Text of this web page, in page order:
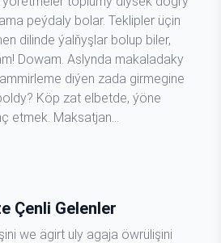
peýdaly bolar. Teklipler üçin
dilinde ýalňyşlar bolup biler,
Dowam. Aslynda makaladaky
diýen zada girmegine
Köp zat elbetde, ýöne
etmek. Maksatjan…
Çenli Gelenler
we ägirt uly agaja öwrülişini